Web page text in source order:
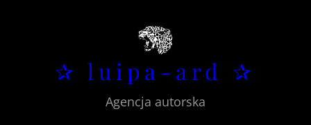
✰ luipa-ard ✰
Agencja autorska